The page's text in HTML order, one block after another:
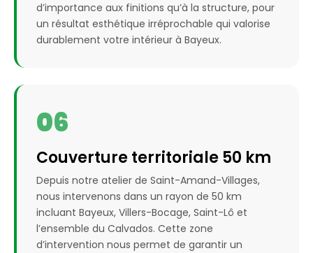
d’importance aux finitions qu’à la structure, pour
un résultat esthétique irréprochable qui valorise
durablement votre intérieur à Bayeux.
06
Couverture territoriale 50 km
Depuis notre atelier de Saint-Amand-Villages,
nous intervenons dans un rayon de 50 km
incluant Bayeux, Villers-Bocage, Saint-Lô et
l’ensemble du Calvados. Cette zone
d’intervention nous permet de garantir un